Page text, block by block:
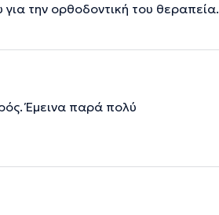
για την ορθοδοντική του θεραπεία.
Έμεινα παρά πολύ